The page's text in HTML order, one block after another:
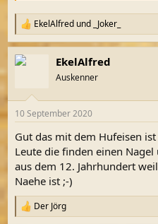
R
e
a
k
e
:
EkelAlfred und _Joker_
EkelAlfred
Auskenner
10 September 2020
Gut das mit dem Hufeisen
Leute die finden einen
aus dem 12. Jahrhundert
Naehe ist ;-)
R
Der Jörg